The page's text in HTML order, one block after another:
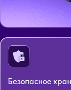
Безопасное